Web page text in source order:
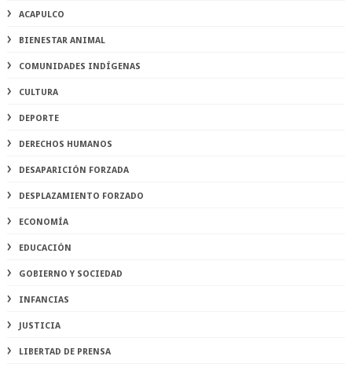
ACAPULCO
BIENESTAR ANIMAL
COMUNIDADES INDÍGENAS
CULTURA
DEPORTE
DERECHOS HUMANOS
DESAPARICIÓN FORZADA
DESPLAZAMIENTO FORZADO
ECONOMÍA
EDUCACIÓN
GOBIERNO Y SOCIEDAD
INFANCIAS
JUSTICIA
LIBERTAD DE PRENSA